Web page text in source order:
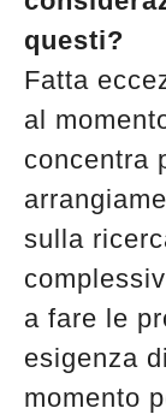
questi?
Fatta
al
concentra
sulla
a fare le
esigenza
momento